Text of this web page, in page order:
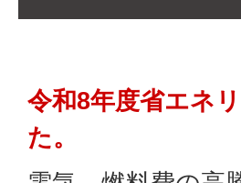
令和8年度省エネ
た。